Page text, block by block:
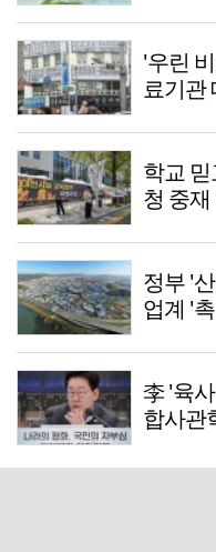
'우린
료기관
학교
청 중
정부 '
업계 '
李 '육
합사관